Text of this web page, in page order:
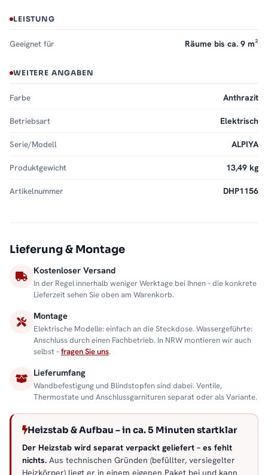
LEISTUNG
Geeignet für Räume bis ca. 9 m²
WEITERE ANGABEN
Farbe Anthrazit
Betriebsart Elektrisch
Serie/Modell ALPIYA
Produktgewicht 13,49 kg
Artikelnummer DHP1156
Lieferung & Montage
Kostenloser Versand
In der Regel innerhalb weniger Werktage bei Ihnen – die konkrete
Lieferzeit sehen Sie oben am Warenkorb.
Montage
Elektrische Modelle: einfach an die Steckdose. Wassergeführte:
Anschluss durch einen Fachbetrieb. In NRW montieren wir auch
selbst –fragen Sie uns.
Lieferumfang
Wandbefestigung und Blindstopfen sind dabei. Ventile,
Thermostate und Anschlussgarnituren separat oder als Variante.
Heizstab & Aufbau – in ca. 5 Minuten startklar
Der Heizstab wird separat verpackt geliefert – es fehlt
nichts. Aus technischen Gründen (befüllter, versiegelter
Heizkörper) liegt er in einem eigenen Paket bei und kann